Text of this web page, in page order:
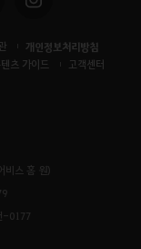
개인정보처리방침
츠 가이드
고객센터
비스 홈 원)
-0177